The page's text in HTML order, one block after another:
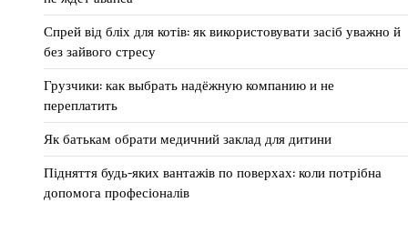
Спрей від бліх для котів: як використовувати засіб уважно й
без зайвого стресу
Грузчики: как выбрать надёжную компанию и не
переплатить
Як батькам обрати медичний заклад для дитини
Підняття будь-яких вантажів по поверхах: коли потрібна
допомога професіоналів